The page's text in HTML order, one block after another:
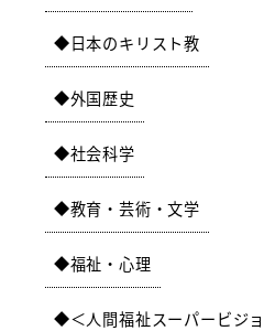
日本のキリスト教
外国歴史
社会科学
教育・芸術・文学
福祉・心理
＜人間福祉スーパービジ